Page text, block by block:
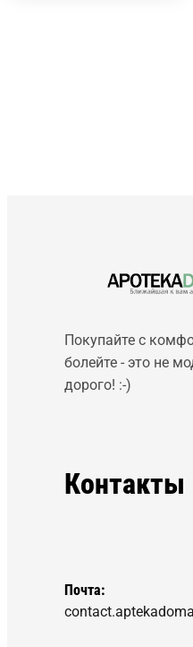
Покупайте с
болейте - это не
дорого! :-)
Контакты
Почта: